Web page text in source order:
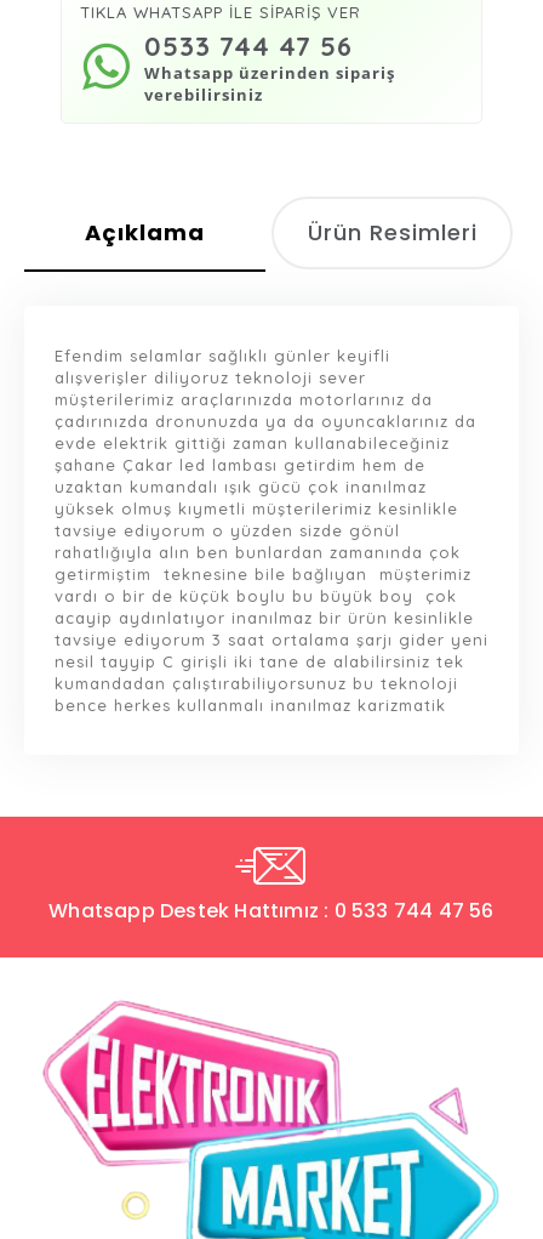
TIKLA WHATSAPP İLE SİPARİŞ VER
Whatsapp üzerinden sipariş
verebilirsiniz
0533 744 47 56
Açıklama Ürün Resimleri
Efendim selamlar sağlıklı günler keyifli
alışverişler diliyoruz teknoloji sever
müşterilerimiz araçlarınızda motorlarınız da
çadırınızda dronunuzda ya da oyuncaklarınız da
evde elektrik gittiği zaman kullanabileceğiniz
şahane Çakar led lambası getirdim hem de
uzaktan kumandalı ışık gücü çok inanılmaz
yüksek olmuş kıymetli müşterilerimiz kesinlikle
tavsiye ediyorum o yüzden sizde gönül
rahatlığıyla alın ben bunlardan zamanında çok
getirmiştim teknesine bile bağlıyan müşterimiz
vardı o bir de küçük boylu bu büyük boy çok
acayip aydınlatıyor inanılmaz bir ürün kesinlikle
tavsiye ediyorum 3 saat ortalama şarjı gider yeni
nesil tayyip C girişli iki tane de alabilirsiniz tek
kumandadan çalıştırabiliyorsunuz bu teknoloji
bence herkes kullanmalı inanılmaz karizmatik
Whatsapp Destek Hattımız : 0 533 744 47 56